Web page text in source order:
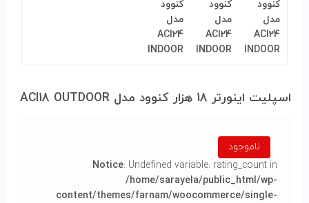
اسپليت اينورتر 18 هزار کنوود مدل ACI18 OUTDOOR
ناموجود
Notice: Undefined variable: rating_count in
/home/sarayela/public_html/wp-
content/themes/farnam/woocommerce/single-